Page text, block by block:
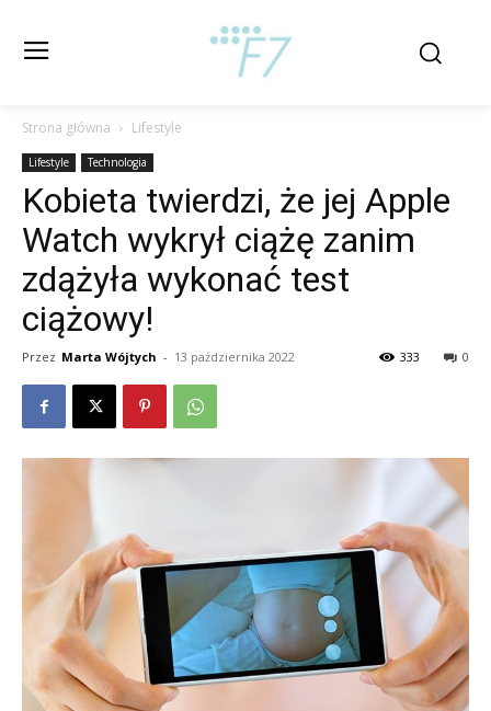
Strona główna Lifestyle
Lifestyle Technologia
Kobieta twierdzi, że jej Apple
Watch wykrył ciążę zanim
zdążyła wykonać test
ciążowy!
Przez Marta Wójtych - 13 października 2022 0
333